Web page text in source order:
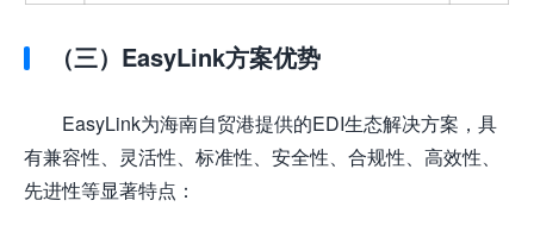
（三）EasyLink方案优势
EasyLink为海南自贸港提供的EDI生态解决方案，具
有兼容性、灵活性、标准性、安全性、合规性、高效性、
先进性等显著特点：